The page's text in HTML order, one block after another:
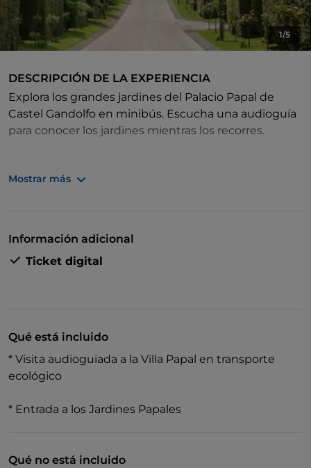
1/5
DESCRIPCIÓN DE LA EXPERIENCIA
Explora los grandes jardines del Palacio Papal de
Castel Gandolfo en minibús. Escucha una audioguía
para conocer los jardines mientras los recorres.
Contempla caminos arbolados, flores, fuentes y
emperador Domiciano.
Mostrar más
Información adicional
Ticket digital
Qué está incluido
* Visita audioguiada a la Villa Papal en transporte
ecológico
* Entrada a los Jardines Papales
Qué no está incluido